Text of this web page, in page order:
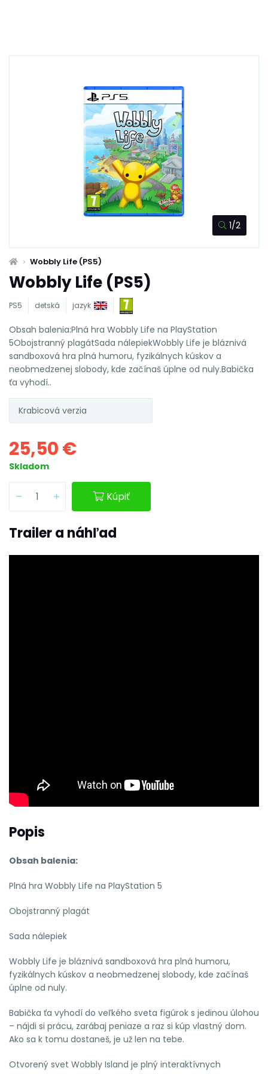
1/2
Wobbly Life (PS5)
Wobbly Life (PS5)
PS5 detská jazyk
Obsah balenia:Plná hra Wobbly Life na PlayStation
5Obojstranný plagátSada nálepiekWobbly Life je bláznivá
sandboxová hra plná humoru, fyzikálnych kúskov a
neobmedzenej slobody, kde začínaš úplne od nuly.Babička
ťa vyhodí..
Krabicová verzia
25,50 €
Skladom
Kúpiť
Trailer a náhľad
Popis
Obsah balenia:
Plná hra Wobbly Life na PlayStation 5
Obojstranný plagát
Sada nálepiek
Wobbly Life je bláznivá sandboxová hra plná humoru,
fyzikálnych kúskov a neobmedzenej slobody, kde začínaš
úplne od nuly.
Babička ťa vyhodí do veľkého sveta figúrok s jedinou úlohou
– nájdi si prácu, zarábaj peniaze a raz si kúp vlastný dom.
Ako sa k tomu dostaneš, je už len na tebe.
Otvorený svet Wobbly Island je plný interaktívnych